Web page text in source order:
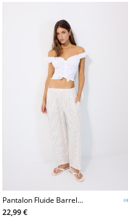
Pantalon Fluide Barrel
L01209641
22,99 €